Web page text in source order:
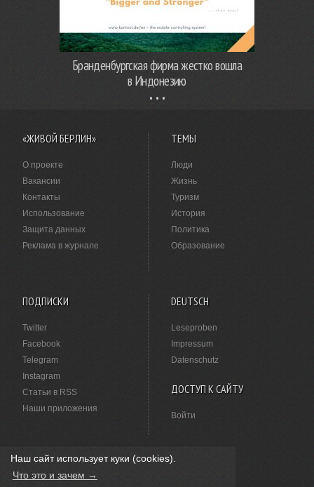
Наш сайт использует куки (cookies).
Что это и зачем →
Бранденбургская фирма жестко вошла
в Индонезию
«ЖИВОЙ БЕРЛИН»
О проекте
Вакансии
Контакты
Использование
Защита данных
Реклама в журнале
ТЕМЫ
Люди
Жизнь
Туризм
История
Политика
Образование
ПОДПИСКИ
Twitter
Facebook
Telegram
Instagram
Статьи в RSS
Наши приложения
DEUTSCH
Leseproben
Impressum
Datenschutz
ДОСТУП К САЙТУ
Войти
НАШЛИ ОПЕЧАТКУ?